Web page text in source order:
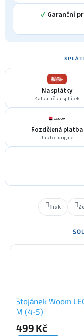
✓ Garanční
Na splátky
Kalkulačka splátek
Rozdělená platba
Jak to funguje
Tisk
Stojánek Woom
M (4-5)
499 Kč